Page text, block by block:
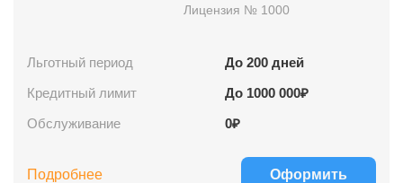
Лицензия № 1000
Льготный период До 200 дней
Кредитный лимит
До 1000 000₽
Обслуживание
0₽
Оформить
Подробнее